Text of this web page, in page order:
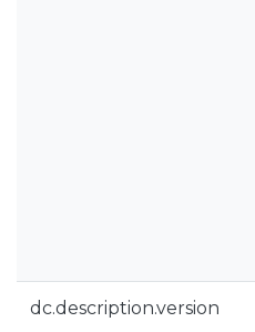
dc.description.version